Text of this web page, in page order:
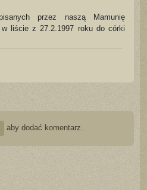
przez naszą Mamunię
w liście z 27.2.1997 roku do córki
aby dodać komentarz.